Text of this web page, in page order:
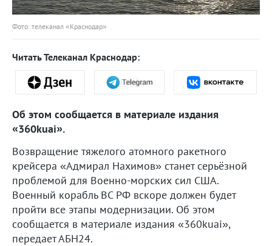
Фото: телеканал «Краснодар»
Читать Телеканал Краснодар:
Об этом сообщается в материале издания
«360kuai».
Возвращение тяжелого атомного ракетного
крейсера «Адмирал Нахимов» станет серьёзной
проблемой для Военно-морских сил США.
Военный корабль ВС РФ вскоре должен будет
пройти все этапы модернизации. Об этом
сообщается в материале издания «360kuai»,
передает АБН24.